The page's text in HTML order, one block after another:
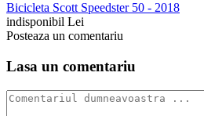
Bicicleta Scott Speedster 50 - 2018
indisponibil Lei
Posteaza un comentariu
Lasa un comentariu